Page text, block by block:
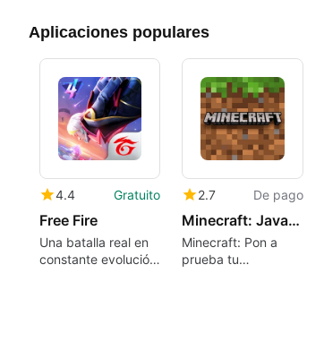
Aplicaciones populares
4.4 Gratuito
Free Fire
Una batalla real en
constante evolución
2.7 De pago
Minecraft: Java & Bedrock Edition
Minecraft: Pon a
prueba tu